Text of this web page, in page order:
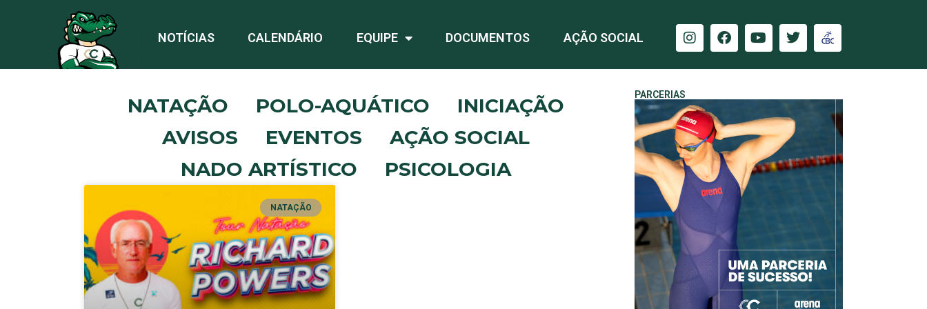
NOTÍCIAS CALENDÁRIO EQUIPE DOCUMENTOS AÇÃO SOCIAL
NATAÇÃO POLO-AQUÁTICO
INICIAÇÃO
AVISOS
EVENTOS
AÇÃO SOCIAL
NADO ARTÍSTICO
PSICOLOGIA
NATAÇÃO
PARCERIAS